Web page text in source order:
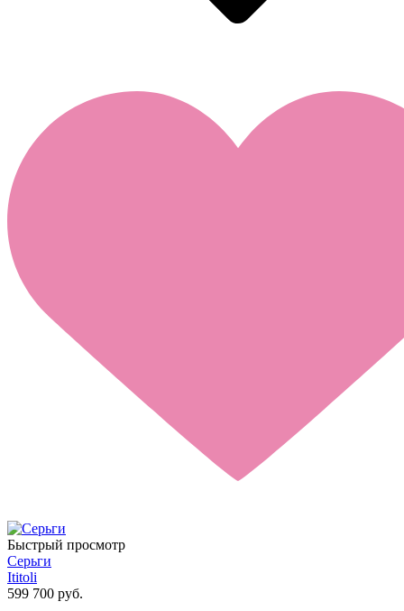
Быстрый просмотр
Серьги
Ititoli
599 700 руб.